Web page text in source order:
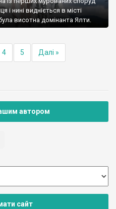
і нині видніється в місті
висотна домінанта Ялти.
4 5 Далі »
автором
сайт